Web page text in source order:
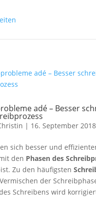
adé – Besser
| 16. September 2018
sich besser und
den Phasen des
Zu den häufigsten
der
Schreibens wird